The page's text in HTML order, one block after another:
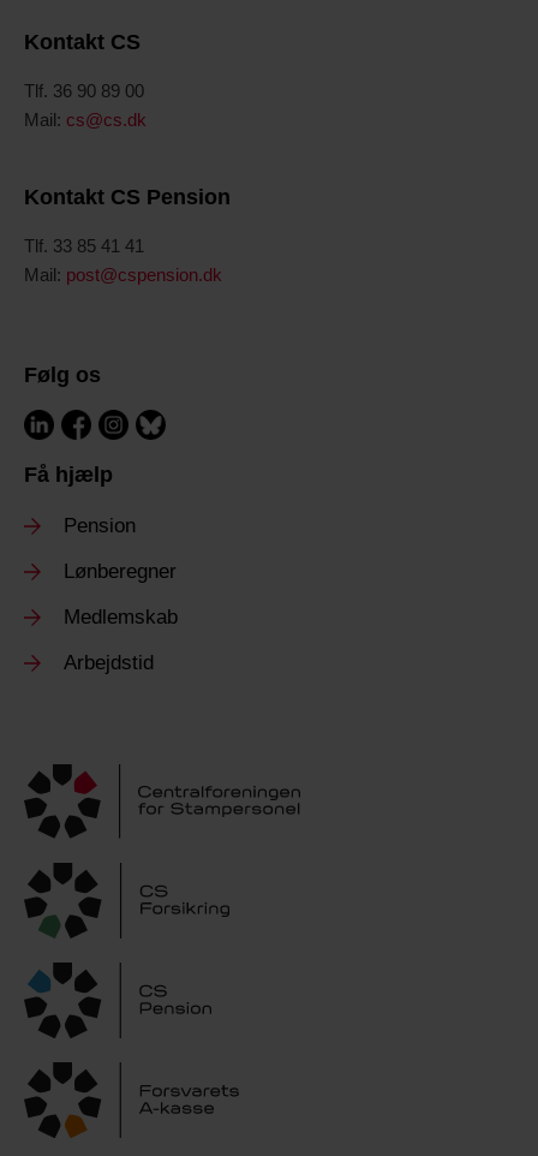
Kontakt CS
Tlf. 36 90 89 00
Mail: cs@cs.dk
Kontakt CS Pension
Tlf. 33 85 41 41
Mail: post@cspension.dk
Følg os
Få hjælp
Pension
Lønberegner
Medlemskab
Arbejdstid